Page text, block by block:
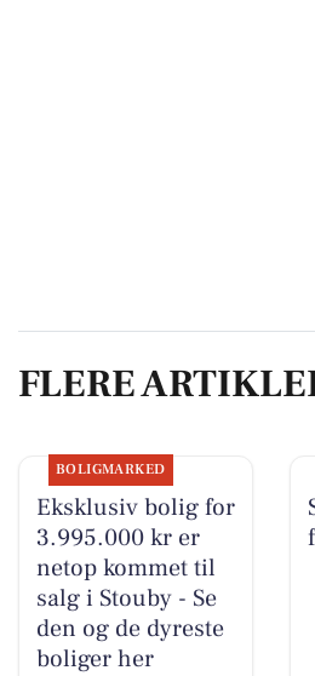
FLERE
BOLIGMARKED
Eksklusiv bolig for
3.995.000 kr er
netop kommet til
salg i Stouby - Se
den og de dyreste
boliger her